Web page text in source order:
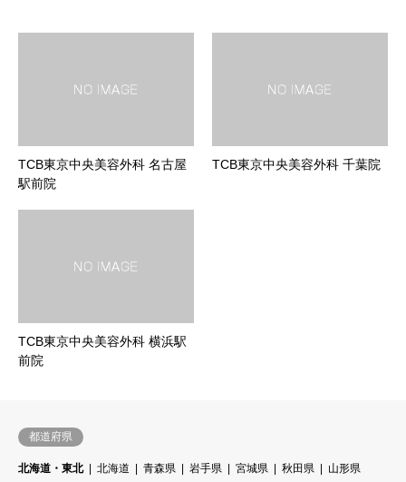
TCB東京中央美容外科 名古屋
駅前院
TCB東京中央美容外科 千葉院
TCB東京中央美容外科 横浜駅
前院
都道府県
北海道・東北 北海道 青森県 岩手県 宮城県 秋田県
山形県